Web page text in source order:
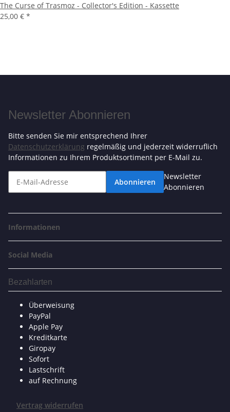
The Curse of Trasmoz - Collector's Edition - Kassette
25,00 € *
Newsletter Abonnieren
Bitte senden Sie mir entsprechend Ihrer
Datenschutzerklärung regelmäßig und jederzeit widerruflich
Informationen zu Ihrem Produktsortiment per E-Mail zu.
Abonnieren
Newsletter
Abonnieren
Informationen
Social Media
Bezahlarten
Überweisung
PayPal
Apple Pay
Kreditkarte
Giropay
Sofort
Lastschrift
auf Rechnung
Vertrag widerrufen